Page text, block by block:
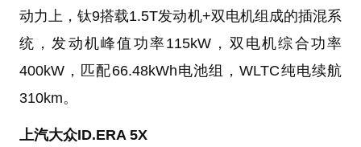
动力上，钛9搭载1.5T发动机+双电机组成的插混系
统，发动机峰值功率115kW，双电机综合功率
400kW，匹配66.48kWh电池组，WLTC纯电续航
310km。
上汽大众ID.ERA 5X